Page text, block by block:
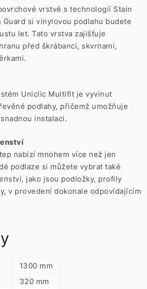
vrstvě s technologií Stain
Guard si vinylovou podlahu budete
let. Tato vrstva zajišťuje
před škrábanci, skvrnami,
Uniclic Multifit je vyvinut
podlahy, přičemž umožňuje
instalaci.
nabízí mnohem více než jen
podlaze si můžete vybrat také
jako jsou podložky, profily
v provedení dokonale odpovídajícím
1300 mm
320 mm